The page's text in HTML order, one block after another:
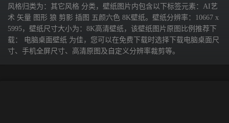
风格归类为：其它风格 分类，壁纸图片内包含以下标签元素：AI艺
术 矢量 图形 狼 剪影 插图 五颜六色 8K壁纸。壁纸分辨率：10667 x
5995，壁纸尺寸大小为：8K高清壁纸，该壁纸图片原图比例推荐下
载： 电脑桌面壁纸 为佳，您可以在免费下载时选择下载电脑桌面尺
寸、手机全屏尺寸、高清原图及自定义分辨率裁剪等。